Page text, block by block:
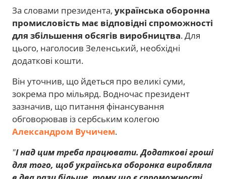
За словами президента, українська оборонна
промисловість має відповідні спроможності
для збільшення обсягів виробництва. Для
цього, наголосив Зеленський, необхідні
додаткові кошти.
Він уточнив, що йдеться про великі суми,
зокрема про мільярд. Водночас президент
зазначив, що питання фінансування
обговорював із сербським колегою
Александром Вучичем.
"І над цим треба працювати. Додаткові гроші
для того, щоб українська оборонка виробляла